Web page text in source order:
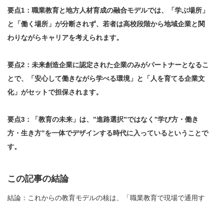
要点1：職業教育と地方人材育成の融合モデルでは、「学ぶ場所」
と「働く場所」が分断されず、若者は高校段階から地域企業と関
わりながらキャリアを考えられます。
要点2：未来創造企業に認定された企業のみがパートナーとなるこ
とで、「安心して働きながら学べる環境」と「人を育てる企業文
化」がセットで担保されます。
要点3：「教育の未来」は、”進路選択”ではなく”学び方・働き
方・生き方”を一体でデザインする時代に入っているということで
す。
この記事の結論
結論：これからの教育モデルの核は、「職業教育で現場で通用す